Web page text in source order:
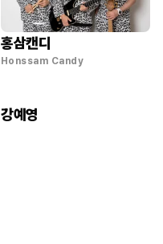
홍삼캔디
Honssam Candy
강예영